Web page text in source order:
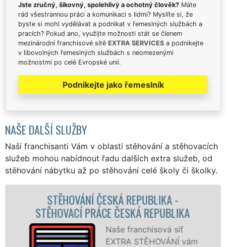
Jste zručný, šikovný, spolehlivý a ochotný člověk? Máte
rád všestrannou práci a komunikaci s lidmi? Myslíte si, že
byste si mohl vydělávat a podnikat v řemeslných službách a
pracích? Pokud ano, využijte možnosti stát se členem
mezinárodní franchisové sítě EXTRA SERVICES a podnikejte
v libovolných řemeslných službách s neomezenými
možnostmi po celé Evropské unii.
Podnikejte jako řemeslník
NAŠE DALŠÍ SLUŽBY
Naši franchisanti Vám v oblasti stěhování a stěhovacích
služeb mohou nabídnout řadu dalších extra služeb, od
stěhování nábytku až po stěhování celé školy či školky.
STĚHOVACÍ SLUŽBA ČESKÁ REPUBLIKA -
STĚHOVACÍ FIRMA ČESKÁ REPUBLIKA
Poskytujeme
stěhovací služby v